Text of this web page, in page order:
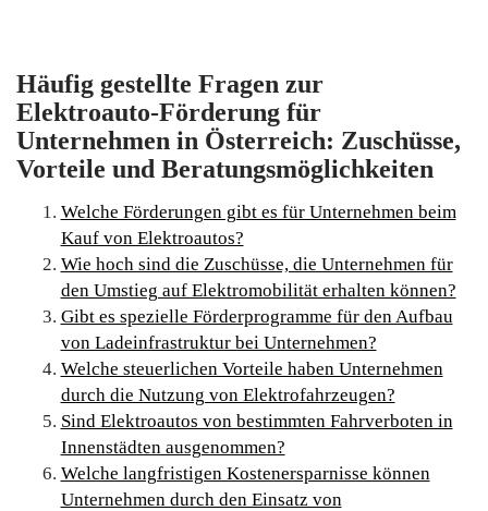
Häufig gestellte Fragen zur
Elektroauto-Förderung für
Unternehmen in Österreich: Zuschüsse,
Vorteile und Beratungsmöglichkeiten
Welche Förderungen gibt es für Unternehmen beim
Kauf von Elektroautos?
Wie hoch sind die Zuschüsse, die Unternehmen für
den Umstieg auf Elektromobilität erhalten können?
Gibt es spezielle Förderprogramme für den Aufbau
von Ladeinfrastruktur bei Unternehmen?
Welche steuerlichen Vorteile haben Unternehmen
durch die Nutzung von Elektrofahrzeugen?
Sind Elektroautos von bestimmten Fahrverboten in
Innenstädten ausgenommen?
Welche langfristigen Kostenersparnisse können
Unternehmen durch den Einsatz von